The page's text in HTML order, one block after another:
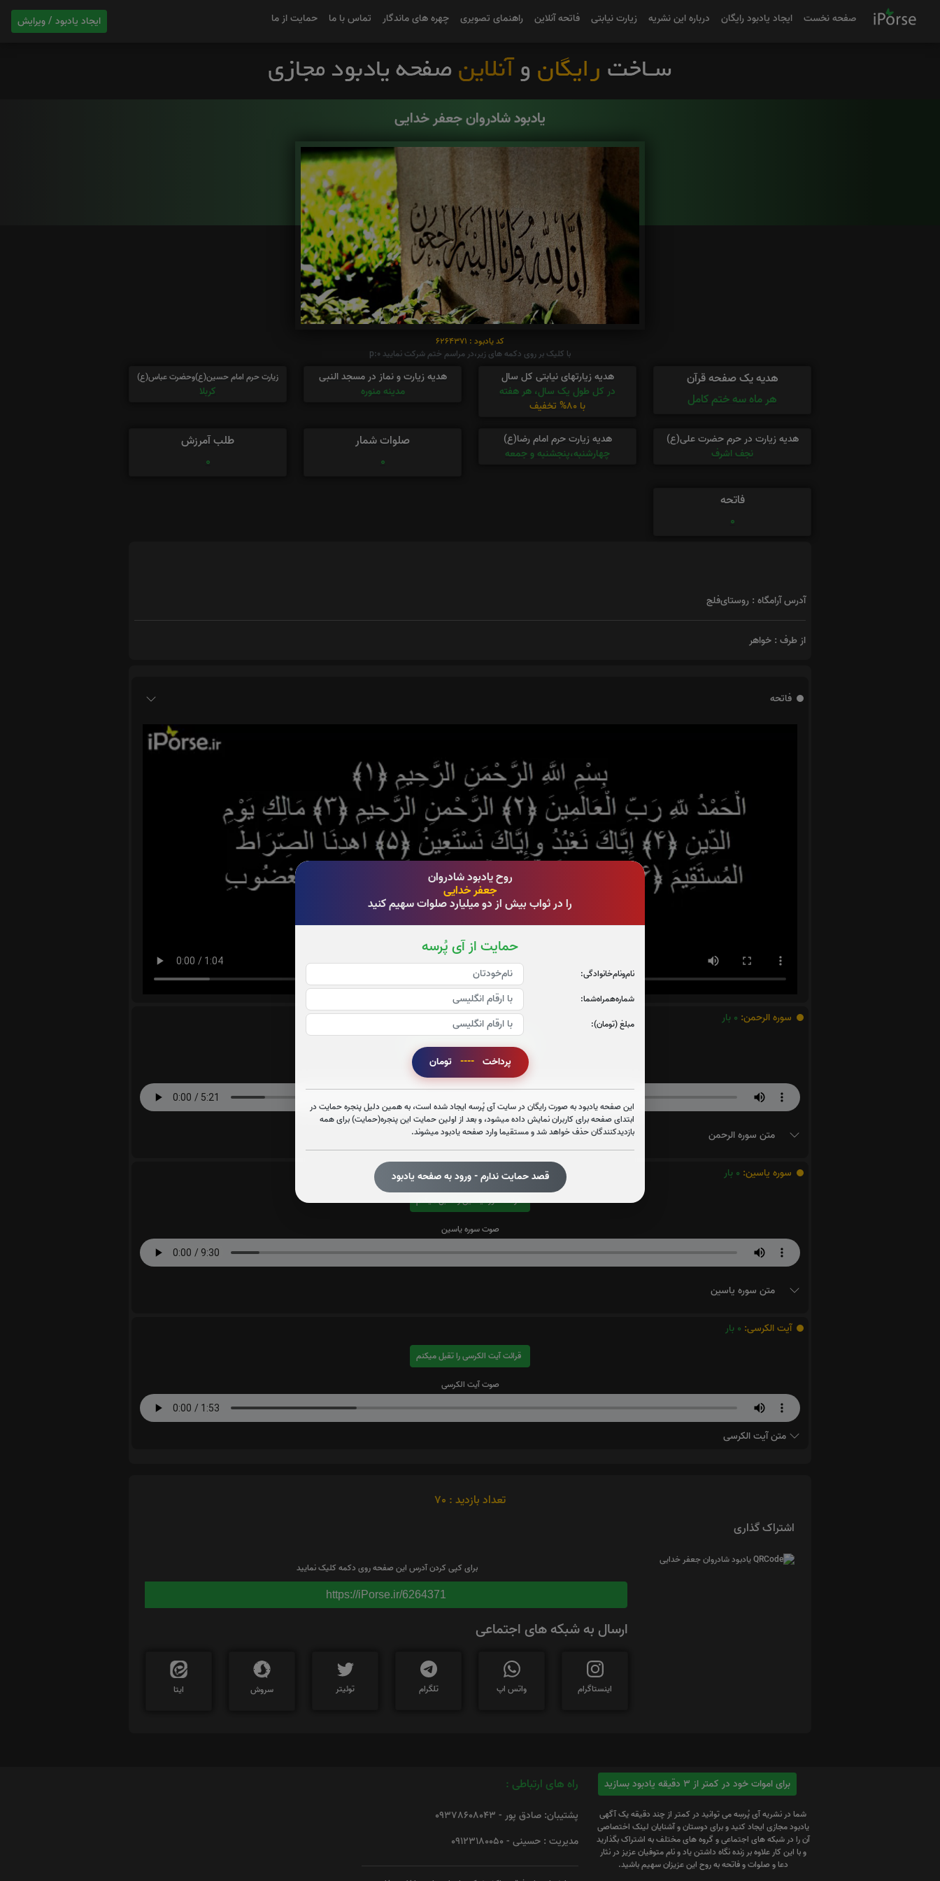
ایجاد یادبود / ویرایش صفحه نخست ایجاد یادبود رایگان درباره این نشریه زیارت نیابتی فاتحه آنلاین راهنمای تصویری چهره های ماندگار تماس با ما حمایت از ما
روح یادبود شادروان
جعفر خدایی
را در ثواب بیش از دو میلیارد صلوات سهیم کنید
حمایت از آی پُرسه
نام‌و‌نام‌خانوادگی:
شماره‌همراه‌شما:
مبلغ (تومان):
پرداخت ---- تومان
این صفحه یادبود به صورت رایگان در سایت آی پُرسه ایجاد شده است، به همین دلیل پنجره حمایت در
ابتدای صفحه برای کاربران نمایش داده میشود، و بعد از اولین حمایت این پنجره(حمایت) برای همه
بازدیدکنندگان حذف خواهد شد و مستقیما وارد صفحه یادبود میشوند.
قصد حمایت ندارم - ورود به صفحه یادبود
یادبود شادروان جعفر خدایی
کد یادبود : 6264371
با کلیک بر روی دکمه های زیر،در مراسم ختم شرکت نمایید p:0
هدیه یک صفحه قرآن
هر ماه سه ختم کامل
هدیه زیارتهای نیابتی کل سال
در کل طول یک سال، هر هفته
با 80% تخفیف
هدیه زیارت و نماز در مسجد النبی
مدینه منوره
زیارت حرم امام حسین(ع)وحضرت عباس(ع)
کربلا
هدیه زیارت در حرم حضرت علی(ع)
نجف اشرف
هدیه زیارت حرم امام رضا(ع)
چهارشنبه،پنجشنبه و جمعه
صلوات شمار
0
طلب آمرزش
0
فاتحه
0
آدرس آرامگاه : روستای‌فلج
از طرف : خواهر
فاتحه
سوره الرحمن: 0 بار
قرائت سوره الرحمن را تقبل میکنم
متن سوره الرحمن
سوره یاسین: 0 بار
قرائت سوره یاسین را تقبل میکنم
صوت سوره یاسین
متن سوره یاسین
آیت الکرسی: 0 بار
قرائت آیت الکرسی را تقبل میکنم
صوت آیت الکرسی
متن آیت الکرسی
تعداد بازدید : 70
اشتراک گذاری
برای کپی کردن آدرس این صفحه روی دکمه کلیک نمایید
https://iPorse.ir/6264371
ارسال به شبکه های اجتماعی
اینستاگرام واتس اپ تلگرام توئیتر سروش ایتا
برای اموات خود در کمتر از 3 دقیقه یادبود بسازید
شما در نشریه آی پُرسِه می توانید در کمتر از چند دقیقه یک آگهی
یادبود مجازی ایجاد کنید و برای دوستان و آشنایان لینک اختصاصی
آن را در شبکه های اجتماعی و گروه های مختلف به اشتراک بگذارید
و با این کار علاوه بر زنده نگاه داشتن یاد و نام متوفیان عزیز در نثار
دعا و صلوات و فاتحه به روح این عزیزان سهیم باشید.
راه های ارتباطی :
پشتیبان: صادق پور - 09378608043
مدیریت : حسینی - 09123180050